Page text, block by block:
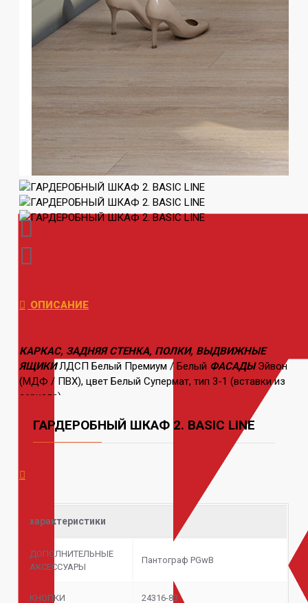
ОПИСАНИЕ
КАРКАС, ЗАДНЯЯ СТЕНКА, ПОЛКИ, ВЫДВИЖНЫЕ
ЯЩИКИЛДСП Белый Премиум / Белый ФАСАДЫЭйвон
(МДФ / ПВХ), цвет Белый Супермат, тип 3-1 (вставки из
зеркала)
ГАРДЕРОБНЫЙ ШКАФ 2. BASIC LINE
характеристики
ДОПОЛНИТЕЛЬНЫЕ
АКСЕССУАРЫ
Пантограф PGwB
КНОПКИ 24316-83